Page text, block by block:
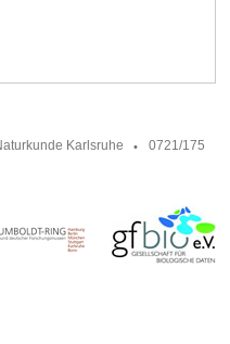
Karlsruhe
0721/175